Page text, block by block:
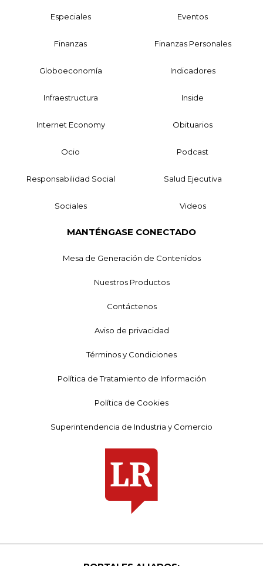
Especiales Eventos
Finanzas Finanzas Personales
Globoeconomía Indicadores
Infraestructura Inside
Internet Economy Obituarios
Ocio Podcast
Responsabilidad Social Salud Ejecutiva
Sociales Videos
MANTÉNGASE CONECTADO
Mesa de Generación de Contenidos
Nuestros Productos
Contáctenos
Aviso de privacidad
Términos y Condiciones
Política de Tratamiento de Información
Política de Cookies
Superintendencia de Industria y Comercio